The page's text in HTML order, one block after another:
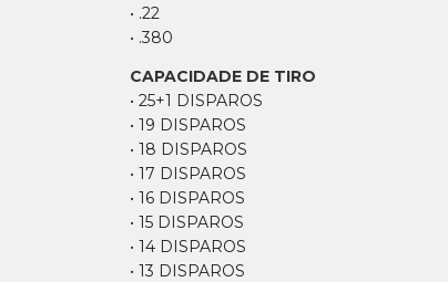
• .22
• .380
CAPACIDADE DE TIRO
• 25+1 DISPAROS
• 19 DISPAROS
• 18 DISPAROS
• 17 DISPAROS
• 16 DISPAROS
• 15 DISPAROS
• 14 DISPAROS
• 13 DISPAROS